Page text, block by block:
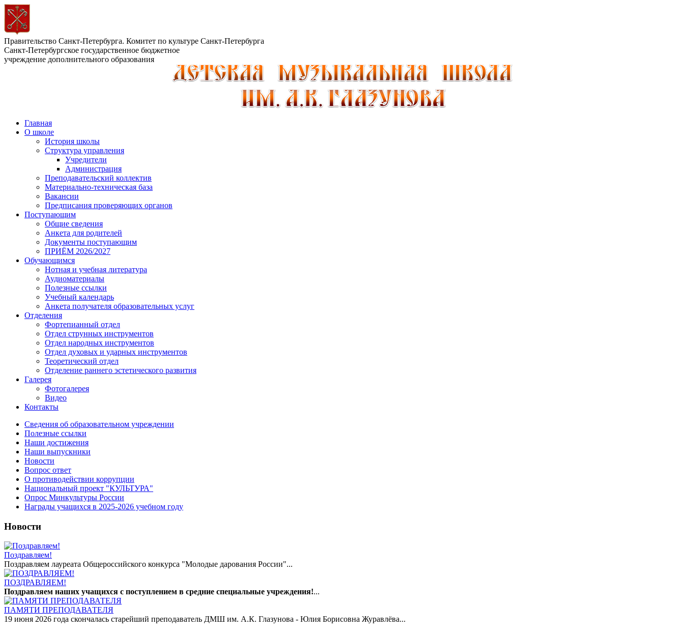
Правительство Санкт-Петербурга. Комитет по культуре Санкт-Петербурга
Санкт-Петербургское государственное бюджетное
учреждение дополнительного образования
Главная
О школе
История школы
Структура управления
Учредители
Администрация
Преподавательский коллектив
Материально-техническая база
Вакансии
Предписания проверяющих органов
Поступающим
Общие сведения
Анкета для родителей
Документы поступающим
ПРИЁМ 2026/2027
Обучающимся
Нотная и учебная литература
Аудиоматериалы
Полезные ссылки
Учебный календарь
Анкета получателя образовательных услуг
Отделения
Фортепианный отдел
Отдел струнных инструментов
Отдел народных инструментов
Отдел духовых и ударных инструментов
Теоретический отдел
Отделение раннего эстетического развития
Галерея
Фотогалерея
Видео
Контакты
Сведения об образовательном учреждении
Полезные ссылки
Наши достижения
Наши выпускники
Новости
Вопрос ответ
О противодействии коррупции
Национальный проект "КУЛЬТУРА"
Опрос Минкультуры России
Награды учащихся в 2025-2026 учебном году
Новости
Поздравляем!
Поздравляем лауреата Общероссийского конкурса "Молодые дарования России"...
ПОЗДРАВЛЯЕМ!
Поздравляем наших учащихся с поступлением в средние специальные учреждения!...
ПАМЯТИ ПРЕПОДАВАТЕЛЯ
19 июня 2026 года скончалась старейший преподаватель ДМШ им. А.К. Глазунова - Юлия Борисовна Журавлёва...